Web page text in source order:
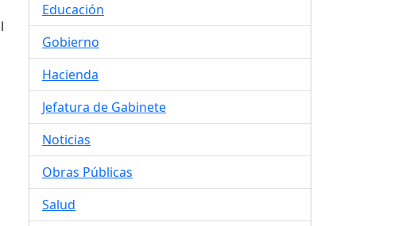
Educación
Gobierno
Hacienda
Jefatura de Gabinete
Noticias
Obras Públicas
Salud